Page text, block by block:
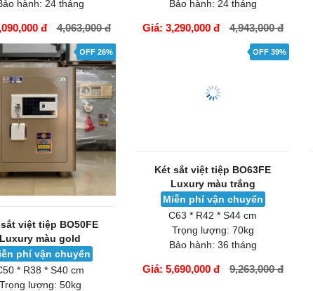
hành: 24 tháng
đ 4,063,000 đ
Bảo hành: 24 tháng
Giá: 3,290,000 đ 4,943,000 đ
GIỎ HÀNG
OFF 26%
việt tiệp BO50FE
Luxury màu gold
phí vận chuyển
* R38 * S40 cm
Trọng lượng: 50kg
OFF 39%
Két sắt việt tiệp BO63FE
Luxury màu trắng
Miễn phí vận chuyển
C63 * R42 * S44 cm
Trọng lượng: 70kg
Bảo hành: 36 tháng
Giá: 5,690,000 đ 9,263,000 đ